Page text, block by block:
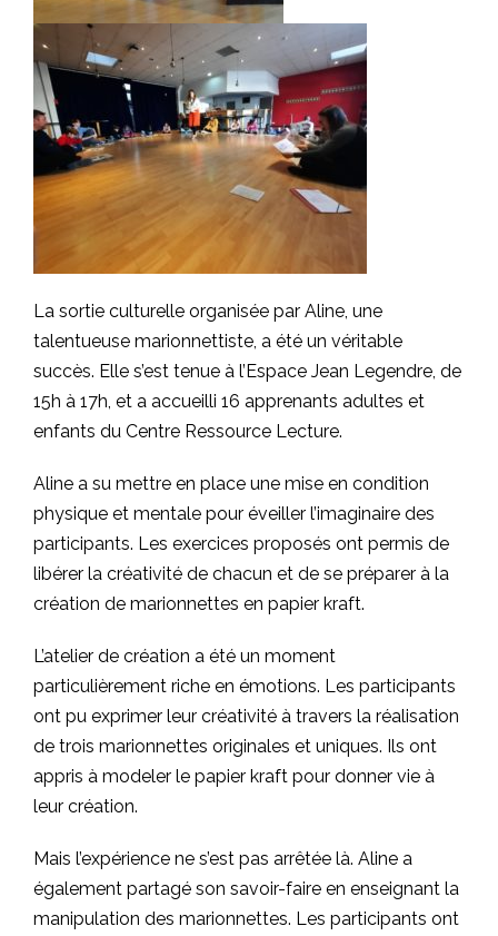
La sortie culturelle organisée par Aline, une
talentueuse marionnettiste, a été un véritable
succès. Elle s’est tenue à l’Espace Jean Legendre, de
15h à 17h, et a accueilli 16 apprenants adultes et
enfants du Centre Ressource Lecture.
Aline a su mettre en place une mise en condition
physique et mentale pour éveiller l’imaginaire des
participants. Les exercices proposés ont permis de
libérer la créativité de chacun et de se préparer à la
création de marionnettes en papier kraft.
L’atelier de création a été un moment
particulièrement riche en émotions. Les participants
ont pu exprimer leur créativité à travers la réalisation
de trois marionnettes originales et uniques. Ils ont
appris à modeler le papier kraft pour donner vie à
leur création.
Mais l’expérience ne s’est pas arrêtée là. Aline a
également partagé son savoir-faire en enseignant la
manipulation des marionnettes. Les participants ont